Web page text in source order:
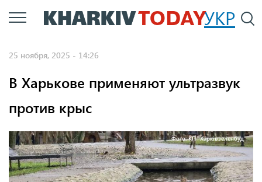
Перейти
к
УКР
25 ноября, 2025 - 14:26
В Харькове применяют ультразвук
против крыс
Фото: КП "Харківзеленбуд".